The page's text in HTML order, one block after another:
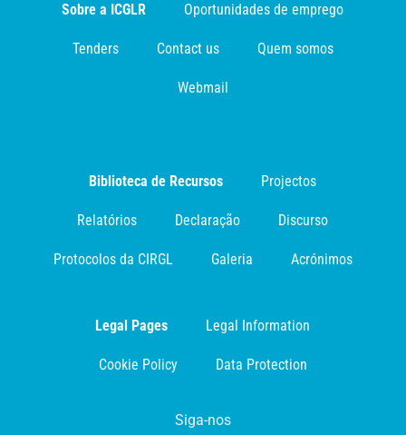
Sobre a ICGLR Oportunidades de emprego
Tenders Contact us Quem somos
Webmail
Biblioteca de Recursos Projectos
Relatórios Declaração Discurso
Protocolos da CIRGL Galeria Acrónimos
Legal Pages Legal Information
Cookie Policy Data Protection
Siga-nos